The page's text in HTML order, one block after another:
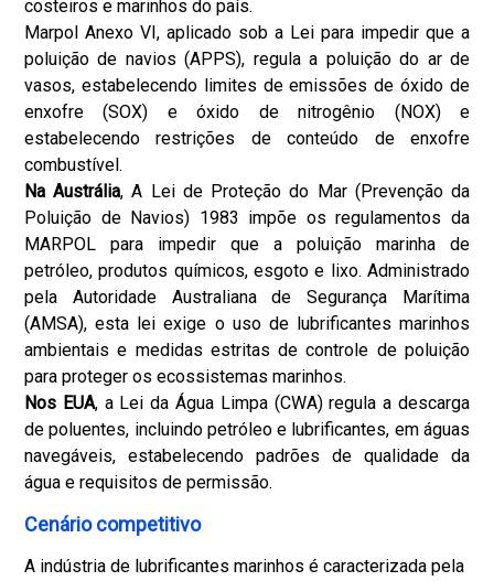
costeiros e marinhos do país.
Marpol Anexo VI, aplicado sob a Lei para impedir que a
poluição de navios (APPS), regula a poluição do ar de
vasos, estabelecendo limites de emissões de óxido de
enxofre (SOX) e óxido de nitrogênio (NOX) e
estabelecendo restrições de conteúdo de enxofre
combustível.
Na Austrália, A Lei de Proteção do Mar (Prevenção da
Poluição de Navios) 1983 impõe os regulamentos da
MARPOL para impedir que a poluição marinha de
petróleo, produtos químicos, esgoto e lixo. Administrado
pela Autoridade Australiana de Segurança Marítima
(AMSA), esta lei exige o uso de lubrificantes marinhos
ambientais e medidas estritas de controle de poluição
para proteger os ecossistemas marinhos.
Nos EUA, a Lei da Água Limpa (CWA) regula a descarga
de poluentes, incluindo petróleo e lubrificantes, em águas
navegáveis, estabelecendo padrões de qualidade da
água e requisitos de permissão.
Cenário competitivo
A indústria de lubrificantes marinhos é caracterizada pela